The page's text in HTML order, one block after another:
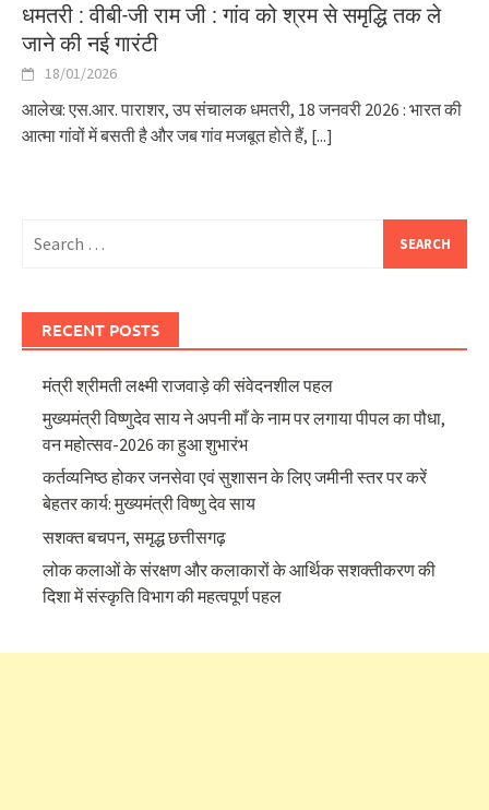
धमतरी : वीबी-जी राम जी : गांव को श्रम से समृद्धि तक ले
जाने की नई गारंटी
18/01/2026
आलेख: एस.आर. पाराशर, उप संचालक धमतरी, 18 जनवरी 2026 : भारत की
आत्मा गांवों में बसती है और जब गांव मजबूत होते हैं, [...]
for:
RECENT POSTS
मंत्री श्रीमती लक्ष्मी राजवाड़े की संवेदनशील पहल
मुख्यमंत्री विष्णुदेव साय ने अपनी माँ के नाम पर लगाया पीपल का पौधा,
वन महोत्सव-2026 का हुआ शुभारंभ
कर्तव्यनिष्ठ होकर जनसेवा एवं सुशासन के लिए जमीनी स्तर पर करें
बेहतर कार्य: मुख्यमंत्री विष्णु देव साय
सशक्त बचपन, समृद्ध छत्तीसगढ़
लोक कलाओं के संरक्षण और कलाकारों के आर्थिक सशक्तीकरण की
दिशा में संस्कृति विभाग की महत्वपूर्ण पहल